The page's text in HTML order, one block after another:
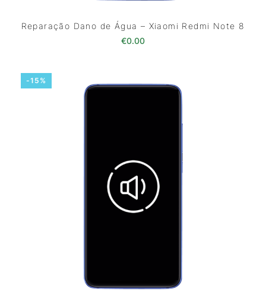
Reparação Dano de Água – Xiaomi Redmi Note 8
€0.00
-15%